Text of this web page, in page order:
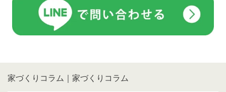
家づくりコラム｜家づくりコラム